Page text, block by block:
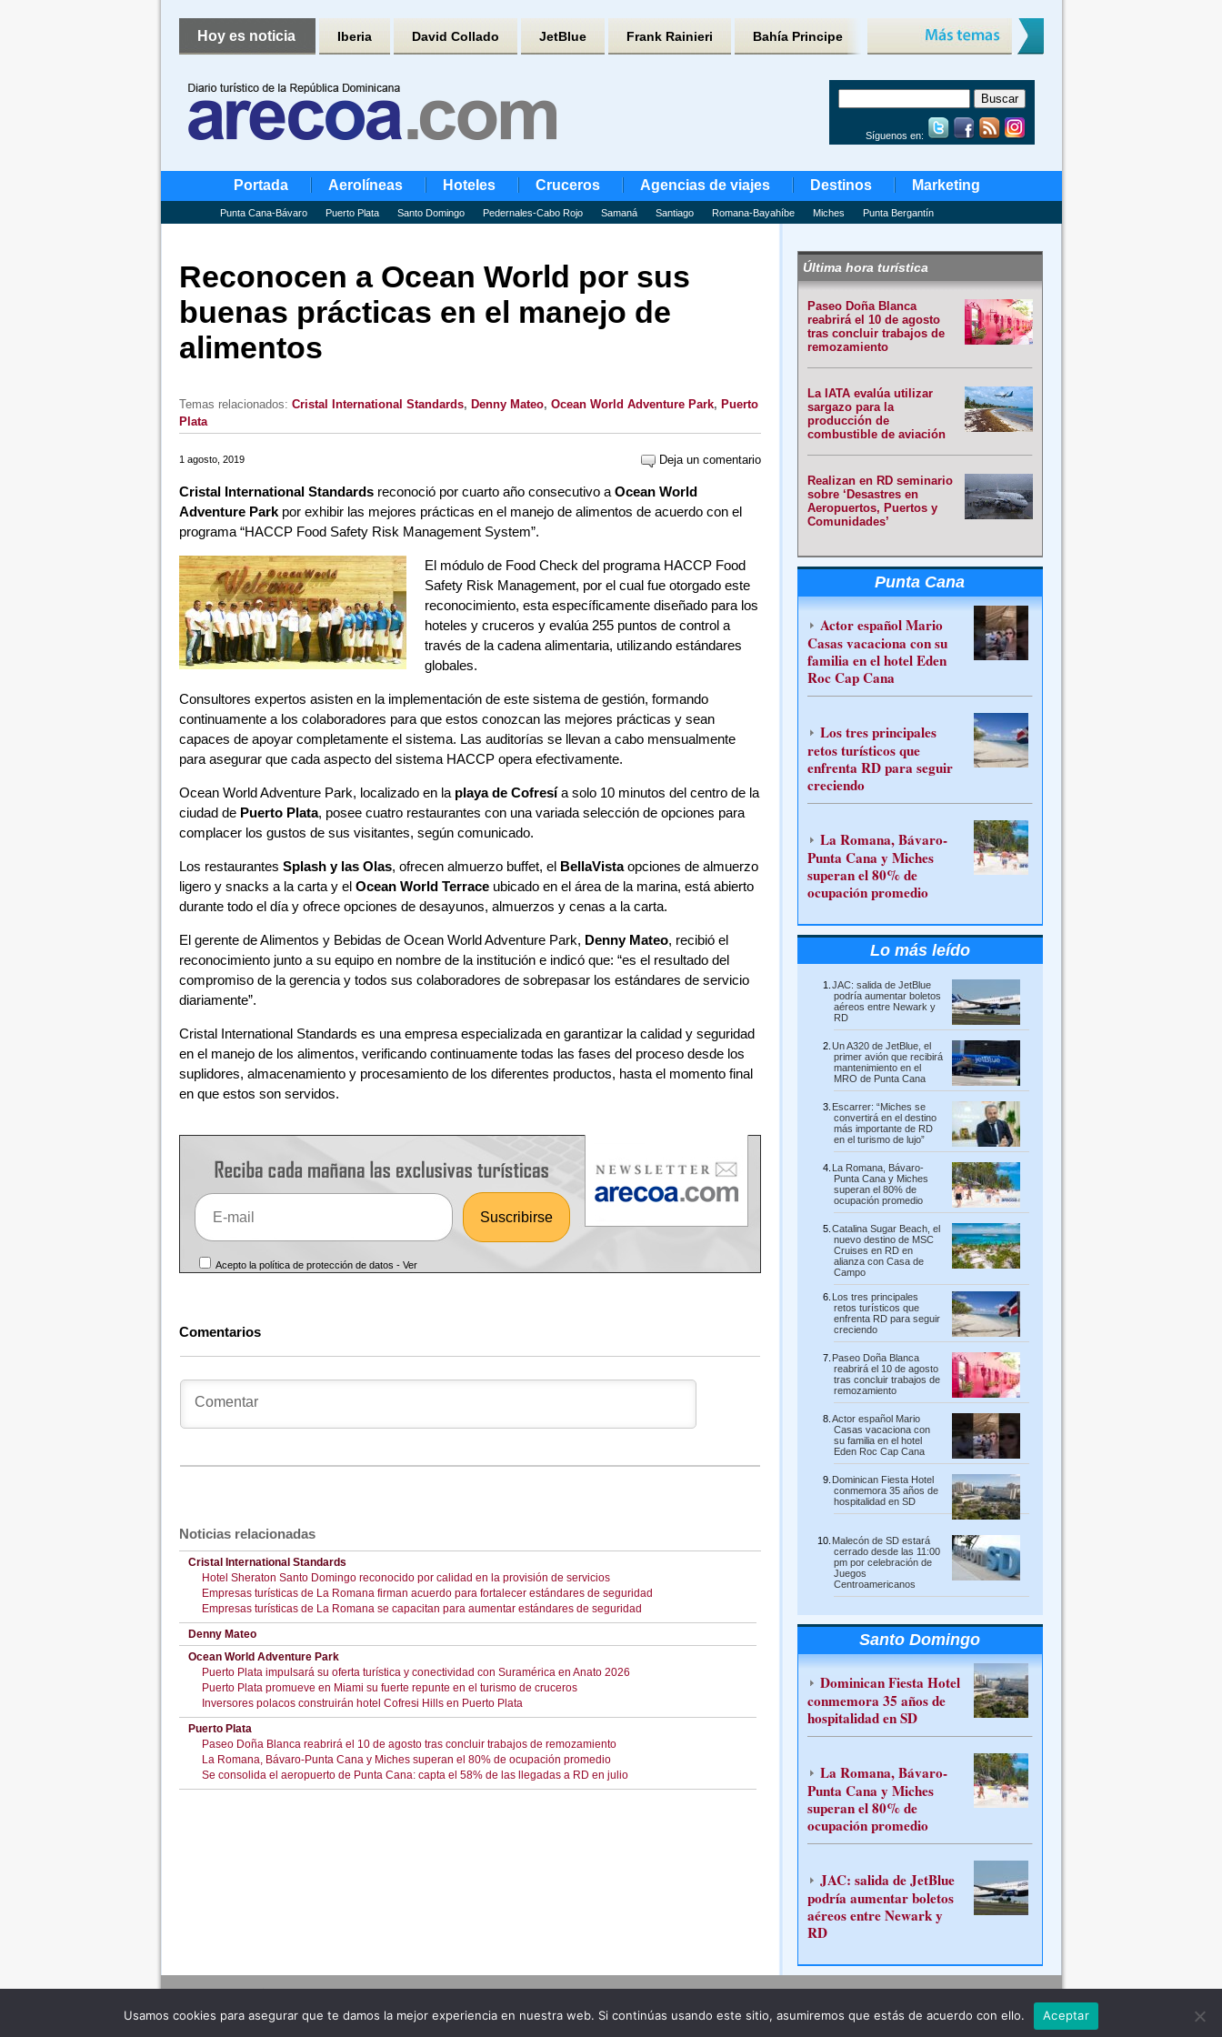
Hoy es noticia Iberia David Collado JetBlue Frank Rainieri Bahía Principe
Síguenos en:
Portada Aerolíneas Hoteles Cruceros Agencias de viajes Destinos Marketing
Punta Cana-Bávaro Puerto Plata Santo Domingo Pedernales-Cabo Rojo Samaná Santiago Romana-Bayahíbe Miches Punta Bergantín
Reconocen a Ocean World por sus
buenas prácticas en el manejo de
alimentos
Temas relacionados: Cristal International Standards, Denny Mateo, Ocean World Adventure Park, Puerto
Plata
1 agosto, 2019 Deja un comentario
Cristal International Standardsreconoció por cuarto año consecutivo a Ocean World
Adventure Parkpor exhibir las mejores prácticas en el manejo de alimentos de acuerdo con el
programa “HACCP Food Safety Risk Management System”.
El módulo de Food Check del programa HACCP Food
Safety Risk Management, por el cual fue otorgado este
reconocimiento, esta específicamente diseñado para los
hoteles y cruceros y evalúa 255 puntos de control a
través de la cadena alimentaria, utilizando estándares
globales.
Consultores expertos asisten en la implementación de este sistema de gestión, formando
continuamente a los colaboradores para que estos conozcan las mejores prácticas y sean
capaces de apoyar completamente el sistema. Las auditorías se llevan a cabo mensualmente
para asegurar que cada aspecto del sistema HACCP opera efectivamente.
Ocean World Adventure Park, localizado en la playa de Cofresía solo 10 minutos del centro de la
ciudad de Puerto Plata, posee cuatro restaurantes con una variada selección de opciones para
complacer los gustos de sus visitantes, según comunicado.
Los restaurantes Splash y las Olas, ofrecen almuerzo buffet, el BellaVistaopciones de almuerzo
ligero y snacks a la carta y el Ocean World Terraceubicado en el área de la marina, está abierto
durante todo el día y ofrece opciones de desayunos, almuerzos y cenas a la carta.
El gerente de Alimentos y Bebidas de Ocean World Adventure Park, Denny Mateo, recibió el
reconocimiento junto a su equipo en nombre de la institución e indicó que: “es el resultado del
compromiso de la gerencia y todos sus colaboradores de sobrepasar los estándares de servicio
diariamente”.
Cristal International Standards es una empresa especializada en garantizar la calidad y seguridad
en el manejo de los alimentos, verificando continuamente todas las fases del proceso desde los
suplidores, almacenamiento y procesamiento de los diferentes productos, hasta el momento final
en que estos son servidos.
Acepto la política de protección de datos -Ver
Comentarios
Noticias relacionadas
Cristal International Standards
Hotel Sheraton Santo Domingo reconocido por calidad en la provisión de servicios
Empresas turísticas de La Romana firman acuerdo para fortalecer estándares de seguridad
Empresas turísticas de La Romana se capacitan para aumentar estándares de seguridad
Denny Mateo
Ocean World Adventure Park
Puerto Plata impulsará su oferta turística y conectividad con Suramérica en Anato 2026
Puerto Plata promueve en Miami su fuerte repunte en el turismo de cruceros
Inversores polacos construirán hotel Cofresi Hills en Puerto Plata
Puerto Plata
Paseo Doña Blanca reabrirá el 10 de agosto tras concluir trabajos de remozamiento
La Romana, Bávaro-Punta Cana y Miches superan el 80% de ocupación promedio
Se consolida el aeropuerto de Punta Cana: capta el 58% de las llegadas a RD en julio
Última hora turística
Paseo Doña Blanca
reabrirá el 10 de agosto
tras concluir trabajos de
remozamiento
La IATA evalúa utilizar
sargazo para la
producción de
combustible de aviación
Realizan en RD seminario
sobre ‘Desastres en
Aeropuertos, Puertos y
Comunidades’
Punta Cana
Actor español Mario
Casas vacaciona con su
familia en el hotel Eden
Roc Cap Cana
Los tres principales
retos turísticos que
enfrenta RD para seguir
creciendo
La Romana, Bávaro-
Punta Cana y Miches
superan el 80% de
ocupación promedio
Lo más leído
JAC: salida de JetBlue
podría aumentar boletos
aéreos entre Newark y
RD
Un A320 de JetBlue, el
primer avión que recibirá
mantenimiento en el
MRO de Punta Cana
Escarrer: “Miches se
convertirá en el destino
más importante de RD
en el turismo de lujo”
La Romana, Bávaro-
Punta Cana y Miches
superan el 80% de
ocupación promedio
Catalina Sugar Beach, el
nuevo destino de MSC
Cruises en RD en
alianza con Casa de
Campo
Los tres principales
retos turísticos que
enfrenta RD para seguir
creciendo
Paseo Doña Blanca
reabrirá el 10 de agosto
tras concluir trabajos de
remozamiento
Actor español Mario
Casas vacaciona con
su familia en el hotel
Eden Roc Cap Cana
Dominican Fiesta Hotel
conmemora 35 años de
hospitalidad en SD
Malecón de SD estará
cerrado desde las 11:00
pm por celebración de
Juegos
Centroamericanos
Santo Domingo
Dominican Fiesta Hotel
conmemora 35 años de
hospitalidad en SD
La Romana, Bávaro-
Punta Cana y Miches
superan el 80% de
ocupación promedio
JAC: salida de JetBlue
podría aumentar boletos
aéreos entre Newark y
RD
Usamos cookies para asegurar que te damos la mejor experiencia en nuestra web. Si continúas usando este sitio, asumiremos que estás de acuerdo con ello. Aceptar